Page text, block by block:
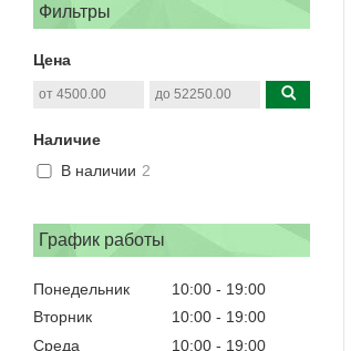
Фильтры
Цена
Наличие
В наличии 2
График работы
Понедельник 10:00
19:00
Вторник
10:00
19:00
Среда
10:00
19:00